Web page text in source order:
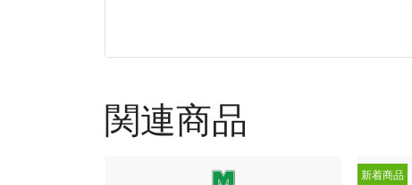
関連商品
新着商品